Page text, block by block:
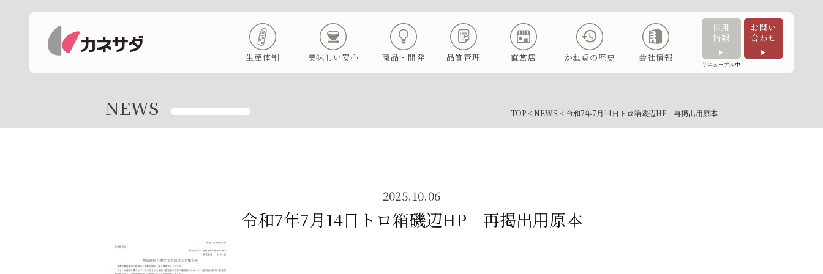
生産体制 美味しい安心 商品・開発 品質管理 直営店 かね貞の歴史 会社情報
採用
情報
リニューアル中
お問い
合わせ
NEWS TOP < NEWS < 令和7年7月14日トロ箱磯辺HP 再掲出用原本
2025.10.06
令和7年7月14日トロ箱磯辺HP 再掲出用原本